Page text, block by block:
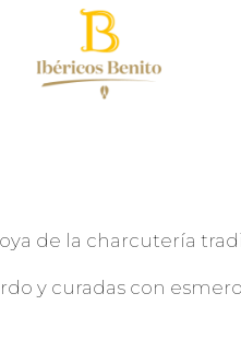
de la charcutería
y curadas con